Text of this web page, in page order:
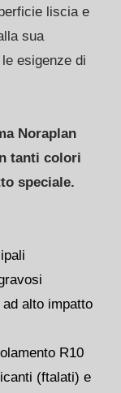
liscia e
sua
esigenze di
Noraplan
tanti colori
speciale.
alto impatto
R10
(ftalati) e